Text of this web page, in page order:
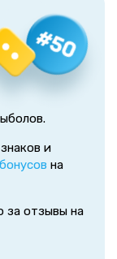
и
на
за отзывы на